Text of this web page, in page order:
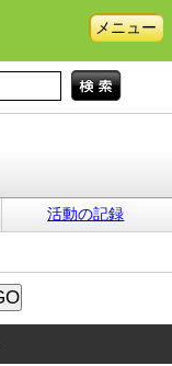
メニュー
活動の記録